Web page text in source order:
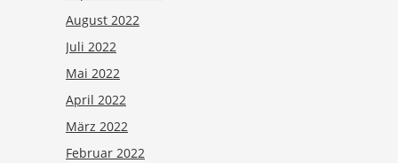
August 2022
Juli 2022
Mai 2022
April 2022
März 2022
Februar 2022